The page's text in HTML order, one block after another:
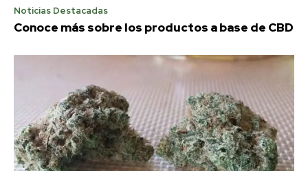
Noticias Destacadas
Conoce más sobre los productos a base de CBD